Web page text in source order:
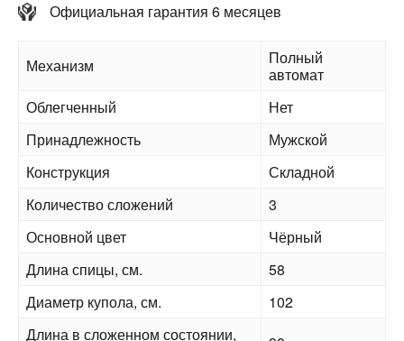
Официальная гарантия 6 месяцев
Механизм
Полный
автомат
Облегченный
Нет
Принадлежность
Мужской
Конструкция
Складной
Количество сложений
3
Основной цвет
Чёрный
Длина спицы, см.
58
Диаметр купола, см.
102
Длина в сложенном состоянии,